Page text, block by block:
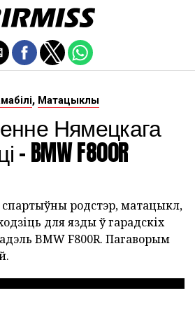
, Матацыклы
Нямецкага
- BMW F800R
родстэр, матацыкл,
для язды ў гарадскіх
BMW F800R. Пагаворым